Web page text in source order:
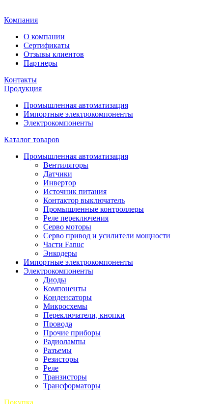
Компания
О компании
Сертификаты
Отзывы клиентов
Партнеры
Контакты
Продукция
Промышленная автоматизация
Импортные электрокомпоненты
Электрокомпоненты
Каталог товаров
Промышленная автоматизация
Вентиляторы
Датчики
Инвертор
Источник питания
Контактор выключатель
Промышленные контроллеры
Реле переключения
Серво моторы
Серво привод и усилители мощности
Части Fanuc
Энкодеры
Импортные электрокомпоненты
Электрокомпоненты
Диоды
Компоненты
Конденсаторы
Микросхемы
Переключатели, кнопки
Провода
Прочие приборы
Радиолампы
Разъемы
Резисторы
Реле
Транзисторы
Трансформаторы
Покупка